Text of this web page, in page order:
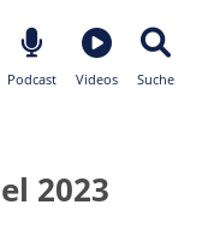
Podcast Videos Suche
2023